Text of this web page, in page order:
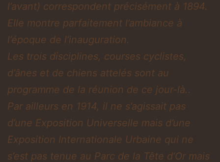
l’avant) correspondent précisément à 1894.
Elle montre parfaitement l’ambiance à
l’époque de l’inauguration.
​Les trois disciplines, courses cyclistes,
d’ânes et de chiens attelés sont au
programme de la réunion de ce jour-là..
Par ailleurs en 1914, il ne s’agissait pas
d’une Exposition Universelle mais d’une
Exposition Internationale Urbaine qui ne
s’est pas tenue au Parc de la Tête d’Or mais